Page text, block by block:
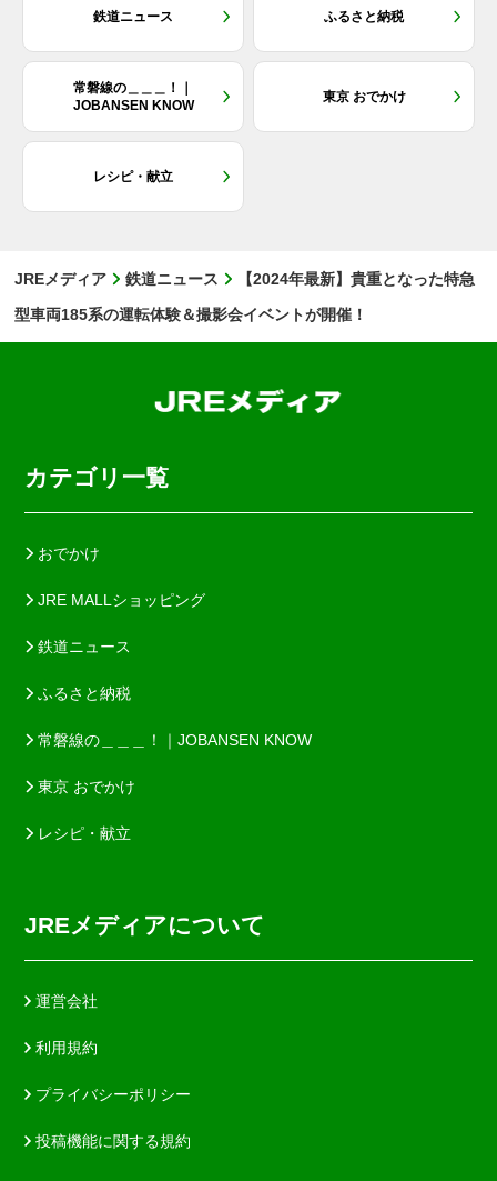
鉄道ニュース ふるさと納税
常磐線の＿＿＿！｜
JOBANSEN KNOW
東京 おでかけ
レシピ・献立
JREメディア 鉄道ニュース
【2024年最新】貴重となった特急
型車両185系の運転体験＆撮影会イベントが開催！
カテゴリ一覧
おでかけ
JRE MALLショッピング
鉄道ニュース
ふるさと納税
常磐線の＿＿＿！｜JOBANSEN KNOW
東京 おでかけ
レシピ・献立
JREメディアについて
運営会社
利用規約
プライバシーポリシー
投稿機能に関する規約